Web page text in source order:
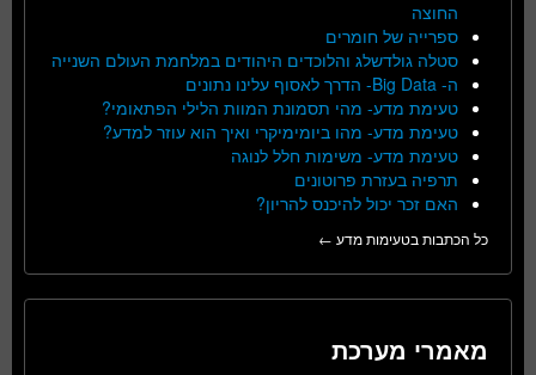
החוצה
ספרייה של חומרים
סטלה גולדשלג והלוכדים היהודים במלחמת העולם השנייה
ה- Big Data- הדרך לאסוף עלינו נתונים
טעימת מדע- מהי תסמונת המוות הלילי הפתאומי?
טעימת מדע- מהו ביומימיקרי ואיך הוא עוזר למדע?
טעימת מדע- משימות חלל לנוגה
תרפיה בעזרת פרוטונים
האם זכר יכול להיכנס להריון?
כל הכתבות בטעימות מדע ←
מאמרי מערכת